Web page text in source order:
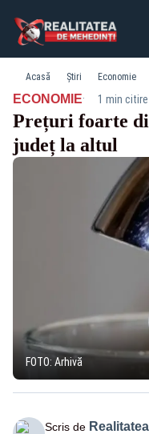
Acasă Știri Economie
ECONOMIE· 1 min citire
Prețuri foarte
județ la altul
FOTO: Arhivă
Scris de